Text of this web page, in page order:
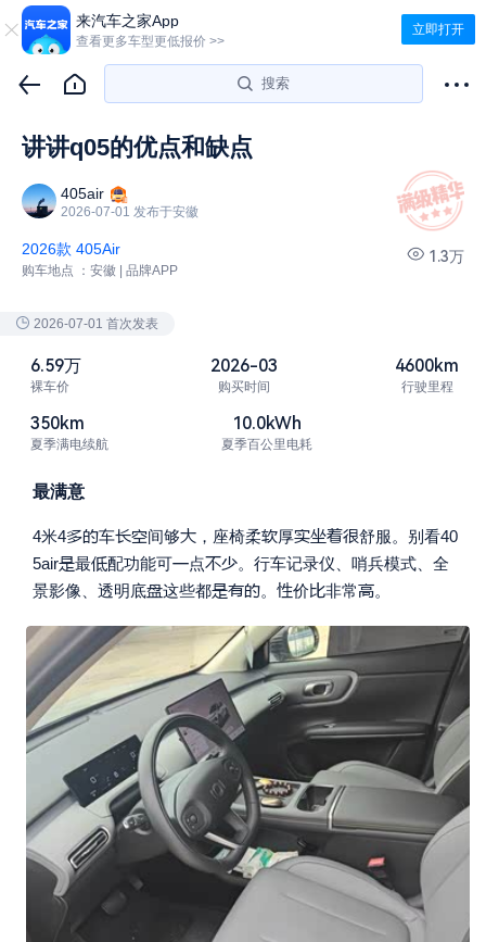
来汽车之家App
查看更多车型更低报价 >>
立即打开
搜索
讲讲q05的优点和缺点
405air
2026-07-01 发布于安徽
2026款 405Air
购车地点 ： 安徽 | 品牌APP
1.3万
2026-07-01 首次发表
6.59万
裸车价
2026-03
购买时间
4600km
行驶里程
350km
夏季满电续航
10.0kWh
夏季百公里电耗
最满意
4米4车间够 ，座椅柔厚舒服。 别看40
5air最配功能可点。行车记录仪、哨兵模式、全
景影像、透明底这些都。 价非常。